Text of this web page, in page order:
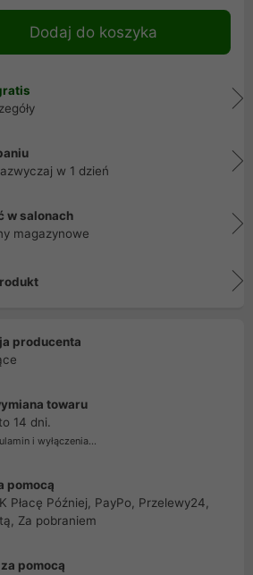
Dodaj do koszyka
w 1 dzień
w salonach
magazynowe
producenta
towaru
14 dni.
i wyłączenia...
pomocą
Płacę Później, PayPo, Przelewy24,
Za pobraniem
pomocą